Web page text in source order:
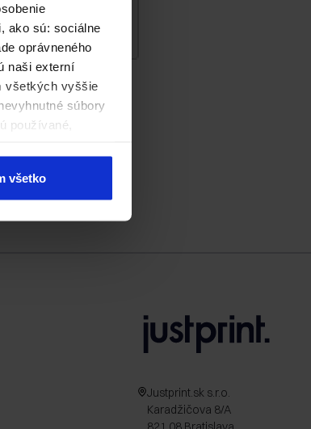
ako sú: sociálne
oprávneného
naši externí
všetkých vyššie
súbory
používané,
všetko
Justprint.sk s.r.o.
Karadžičova 8/A